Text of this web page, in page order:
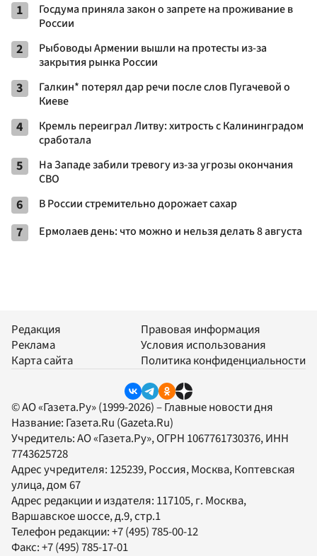
1
Госдума приняла закон о запрете на проживание в
России
2
Рыбоводы Армении вышли на протесты из-за
закрытия рынка России
3
Галкин* потерял дар речи после слов Пугачевой о
Киеве
4
Кремль переиграл Литву: хитрость с Калининградом
сработала
5
На Западе забили тревогу из-за угрозы окончания
СВО
6 В России стремительно дорожает сахар
7 Ермолаев день: что можно и нельзя делать 8 августа
Редакция
Реклама
Карта сайта
Правовая информация
Условия использования
Политика конфиденциальности
© АО «Газета.Ру» (1999-2026) – Главные новости дня
Название: Газета.Ru (Gazeta.Ru)
Учредитель:АО «Газета.Ру», ОГРН 1067761730376, ИНН
7743625728
Адрес учредителя: 125239, Россия, Москва, Коптевская
улица, дом 67
Адрес редакции и издателя: 117105, г. Москва,
Варшавское шоссе, д.9, стр.1
Телефон редакции:+7 (495) 785-00-12
Факс:+7 (495) 785-17-01